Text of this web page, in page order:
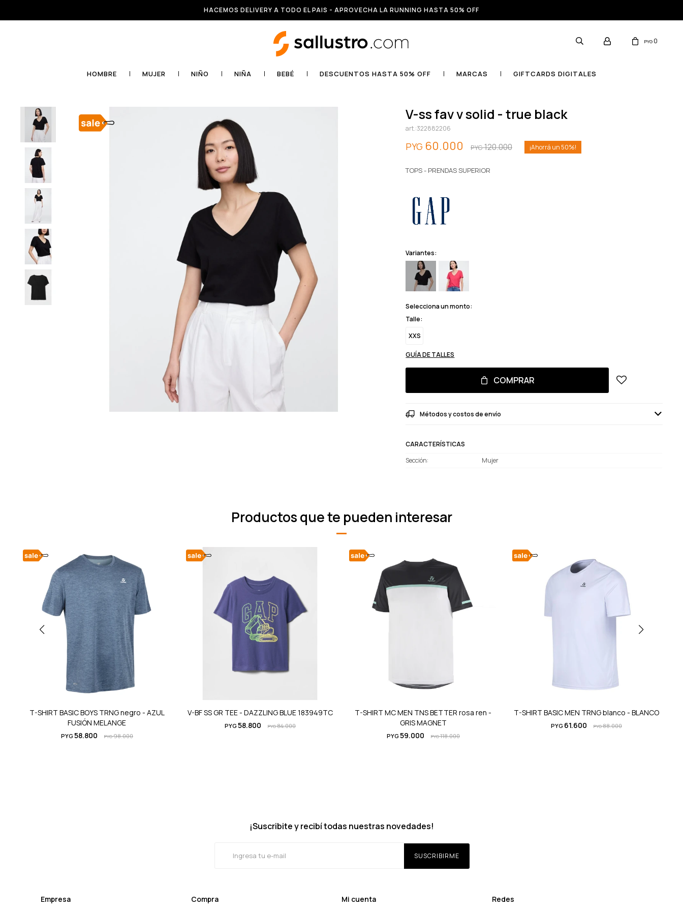
HACEMOS DELIVERY A TODO EL PAIS - APROVECHA LA RUNNING HASTA 50% OFF
HOMBRE MUJER NIÑO NIÑA BEBÉ DESCUENTOS HASTA 50% OFF MARCAS GIFTCARDS DIGITALES
PYG 0
v-ss fav v solid - true black
322882206
PYG 60.000 PYG120.000 50
TOPS - PRENDAS SUPERIOR
Variantes:
Selecciona un monto:
Talle:
XXS
GUÍA DE TALLES
COMPRAR
Métodos y costos de envío
CARACTERÍSTICAS
Sección
Mujer
Productos que te pueden interesar
T-SHIRT BASIC BOYS TRNG negro - AZUL
FUSIÓN MELANGE
PYG58.800 PYG98.000
V-BF SS GR TEE - DAZZLING BLUE 183949TC
PYG58.800 PYG84.000
T-SHIRT MC MEN TNS BETTER rosa ren -
GRIS MAGNET
PYG59.000 PYG118.000
T-SHIRT BASIC MEN TRNG blanco - BLANCO
PYG 61.600 PYG88.000
Empresa Compra Mi cuenta Redes
¡Suscribite y recibí todas nuestras novedades!
SUSCRIBIRME